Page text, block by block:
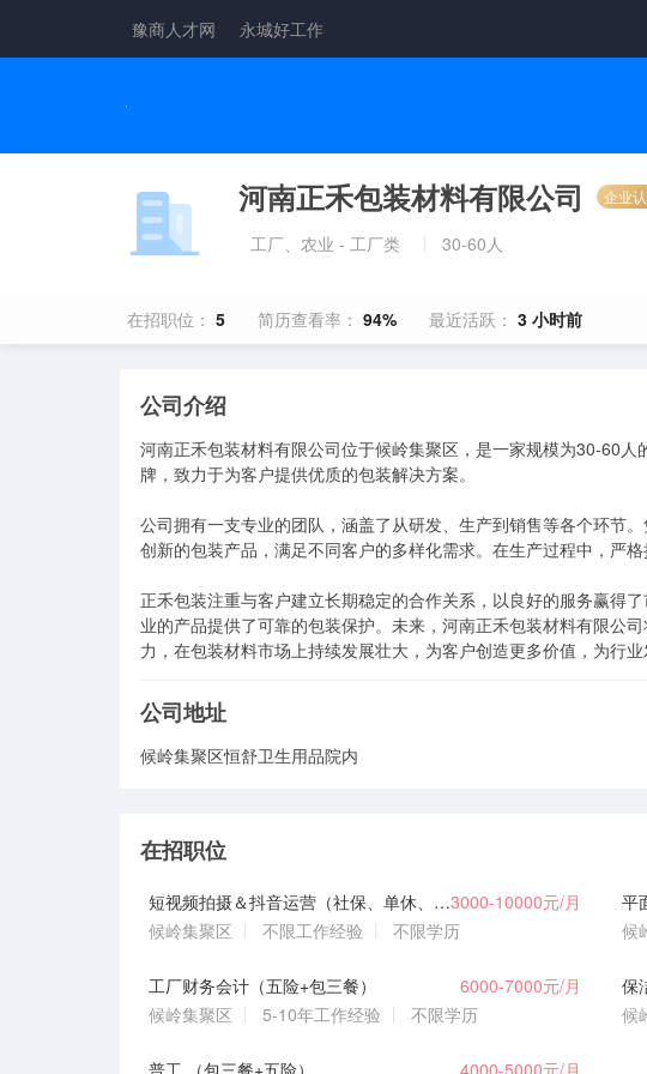
豫商人才网 永城好工作
河南正禾包装材料有限公司 企业
工厂、农业 - 工厂类 30-60人
在招职位： 5 简历查看率： 94% 最近活跃： 3 小时前
公司介绍
河南正禾包装材料有限公司位于候岭集聚区，是一家规模为30-60人
牌，致力于为客户提供优质的包装解决方案。
公司拥有一支专业的团队，涵盖了从研发、生产到销售等各个环节
创新的包装产品，满足不同客户的多样化需求。在生产过程中，严
正禾包装注重与客户建立长期稳定的合作关系，以良好的服务赢得
业的产品提供了可靠的包装保护。未来，河南正禾包装材料有限公
力，在包装材料市场上持续发展壮大，为客户创造更多价值，为行业
公司地址
候岭集聚区恒舒卫生用品院内
在招职位
短视频拍摄＆抖音运营（社保、单休、工作餐）3000-10000元/月
候岭集聚区
不限工作经验 不限学历
候
工厂财务会计（五险+包三餐）
6000-7000元/月
候岭集聚区
5-10年工作经验 不限学历
保
候
普工 （包三餐+五险） 4000-5000元/月